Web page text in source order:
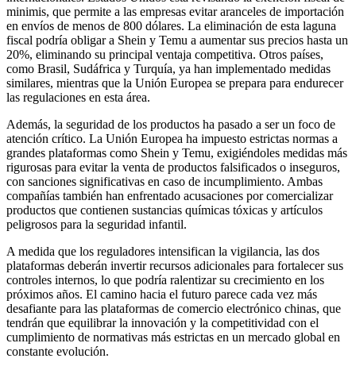
minimis, que permite a las empresas evitar aranceles de importación
en envíos de menos de 800 dólares. La eliminación de esta laguna
fiscal podría obligar a Shein y Temu a aumentar sus precios hasta un
20%, eliminando su principal ventaja competitiva. Otros países,
como Brasil, Sudáfrica y Turquía, ya han implementado medidas
similares, mientras que la Unión Europea se prepara para endurecer
las regulaciones en esta área.
Además, la seguridad de los productos ha pasado a ser un foco de
atención crítico. La Unión Europea ha impuesto estrictas normas a
grandes plataformas como Shein y Temu, exigiéndoles medidas más
rigurosas para evitar la venta de productos falsificados o inseguros,
con sanciones significativas en caso de incumplimiento. Ambas
compañías también han enfrentado acusaciones por comercializar
productos que contienen sustancias químicas tóxicas y artículos
peligrosos para la seguridad infantil.
A medida que los reguladores intensifican la vigilancia, las dos
plataformas deberán invertir recursos adicionales para fortalecer sus
controles internos, lo que podría ralentizar su crecimiento en los
próximos años. El camino hacia el futuro parece cada vez más
desafiante para las plataformas de comercio electrónico chinas, que
tendrán que equilibrar la innovación y la competitividad con el
cumplimiento de normativas más estrictas en un mercado global en
constante evolución.